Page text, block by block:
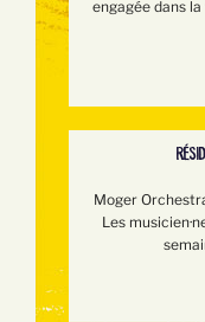
engagée dans
Moger
Les